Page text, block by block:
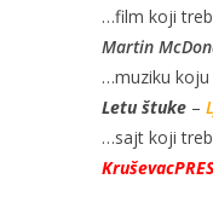
…film koji
Martin
…muziku koju
Letu štuke –
…sajt koji